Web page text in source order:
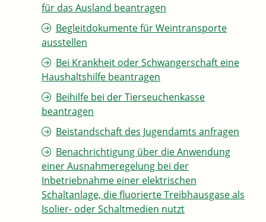
für das Ausland beantragen
Begleitdokumente für Weintransporte
ausstellen
Bei Krankheit oder Schwangerschaft eine
Haushaltshilfe beantragen
Beihilfe bei der Tierseuchenkasse
beantragen
Beistandschaft des Jugendamts anfragen
Benachrichtigung über die Anwendung
einer Ausnahmeregelung bei der
Inbetriebnahme einer elektrischen
Schaltanlage, die fluorierte Treibhausgase als
Isolier- oder Schaltmedien nutzt